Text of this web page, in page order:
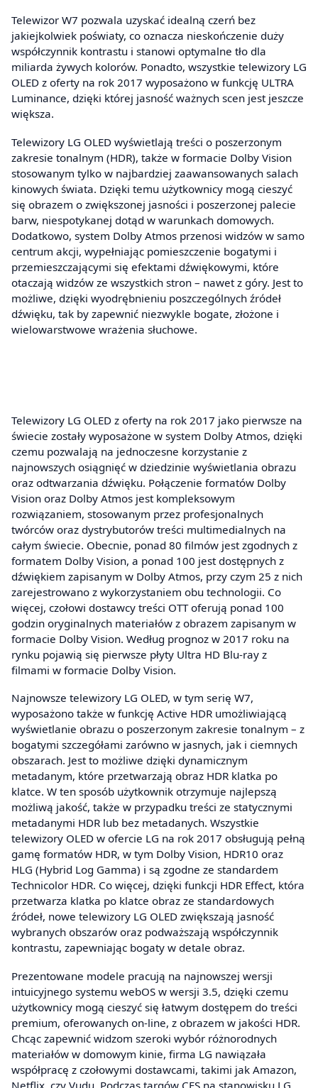
Telewizor W7 pozwala uzyskać idealną czerń bez
jakiejkolwiek poświaty, co oznacza nieskończenie duży
współczynnik kontrastu i stanowi optymalne tło dla
miliarda żywych kolorów. Ponadto, wszystkie telewizory LG
OLED z oferty na rok 2017 wyposażono w funkcję ULTRA
Luminance, dzięki której jasność ważnych scen jest jeszcze
większa.
Telewizory LG OLED wyświetlają treści o poszerzonym
zakresie tonalnym (HDR), także w formacie Dolby Vision
stosowanym tylko w najbardziej zaawansowanych salach
kinowych świata. Dzięki temu użytkownicy mogą cieszyć
się obrazem o zwiększonej jasności i poszerzonej palecie
barw, niespotykanej dotąd w warunkach domowych.
Dodatkowo, system Dolby Atmos przenosi widzów w samo
centrum akcji, wypełniając pomieszczenie bogatymi i
przemieszczającymi się efektami dźwiękowymi, które
otaczają widzów ze wszystkich stron – nawet z góry. Jest to
możliwe, dzięki wyodrębnieniu poszczególnych źródeł
dźwięku, tak by zapewnić niezwykle bogate, złożone i
wielowarstwowe wrażenia słuchowe.
Telewizory LG OLED z oferty na rok 2017 jako pierwsze na
świecie zostały wyposażone w system Dolby Atmos, dzięki
czemu pozwalają na jednoczesne korzystanie z
najnowszych osiągnięć w dziedzinie wyświetlania obrazu
oraz odtwarzania dźwięku. Połączenie formatów Dolby
Vision oraz Dolby Atmos jest kompleksowym
rozwiązaniem, stosowanym przez profesjonalnych
twórców oraz dystrybutorów treści multimedialnych na
całym świecie. Obecnie, ponad 80 filmów jest zgodnych z
formatem Dolby Vision, a ponad 100 jest dostępnych z
dźwiękiem zapisanym w Dolby Atmos, przy czym 25 z nich
zarejestrowano z wykorzystaniem obu technologii. Co
więcej, czołowi dostawcy treści OTT oferują ponad 100
godzin oryginalnych materiałów z obrazem zapisanym w
formacie Dolby Vision. Według prognoz w 2017 roku na
rynku pojawią się pierwsze płyty Ultra HD Blu-ray z
filmami w formacie Dolby Vision.
Najnowsze telewizory LG OLED, w tym serię W7,
wyposażono także w funkcję Active HDR umożliwiającą
wyświetlanie obrazu o poszerzonym zakresie tonalnym – z
bogatymi szczegółami zarówno w jasnych, jak i ciemnych
obszarach. Jest to możliwe dzięki dynamicznym
metadanym, które przetwarzają obraz HDR klatka po
klatce. W ten sposób użytkownik otrzymuje najlepszą
możliwą jakość, także w przypadku treści ze statycznymi
metadanymi HDR lub bez metadanych. Wszystkie
telewizory OLED w ofercie LG na rok 2017 obsługują pełną
gamę formatów HDR, w tym Dolby Vision, HDR10 oraz
HLG (Hybrid Log Gamma) i są zgodne ze standardem
Technicolor HDR. Co więcej, dzięki funkcji HDR Effect, która
przetwarza klatka po klatce obraz ze standardowych
źródeł, nowe telewizory LG OLED zwiększają jasność
wybranych obszarów oraz podważszają współczynnik
kontrastu, zapewniając bogaty w detale obraz.
Prezentowane modele pracują na najnowszej wersji
intuicyjnego systemu webOS w wersji 3.5, dzięki czemu
użytkownicy mogą cieszyć się łatwym dostępem do treści
premium, oferowanych on-line, z obrazem w jakości HDR.
Chcąc zapewnić widzom szeroki wybór różnorodnych
materiałów w domowym kinie, firma LG nawiązała
współpracę z czołowymi dostawcami, takimi jak Amazon,
Netflix, czy Vudu. Podczas targów CES na stanowisku LG